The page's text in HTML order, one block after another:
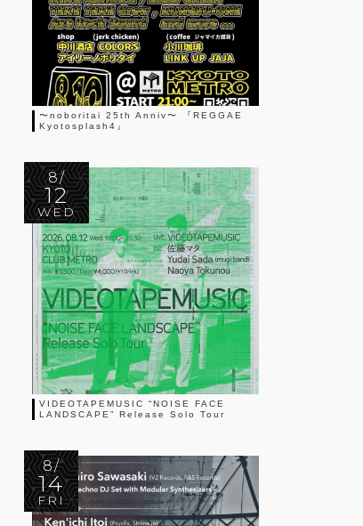
〜noboritai 25th Anniv〜 『REGGAE
Kyotosplash4』
8/
12
WED
VIDEOTAPEMUSIC “NOISE FACE
LANDSCAPE” Release Solo Tour
8/
14
FRI